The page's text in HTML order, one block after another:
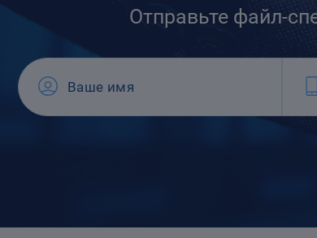
Отправьте файл-